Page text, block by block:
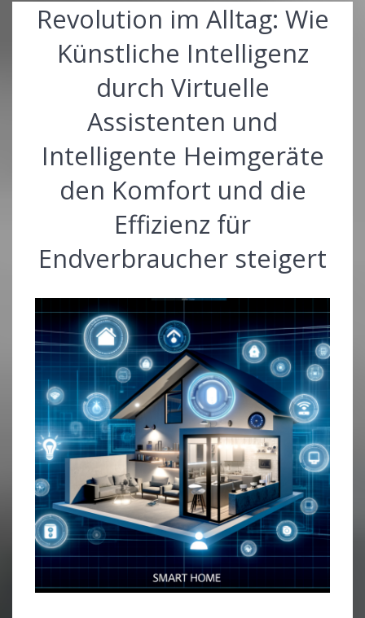
Revolution im Alltag: Wie
Künstliche Intelligenz
durch Virtuelle
Assistenten und
Intelligente Heimgeräte
den Komfort und die
Effizienz für
Endverbraucher steigert